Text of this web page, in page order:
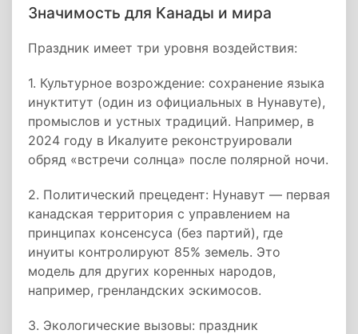
Значимость для Канады и мира
Праздник имеет три уровня воздействия:
1. Культурное возрождение: сохранение языка
инуктитут (один из официальных в Нунавуте),
промыслов и устных традиций. Например, в
2024 году в Икалуите реконструировали
обряд «встречи солнца» после полярной ночи.
2. Политический прецедент: Нунавут — первая
канадская территория с управлением на
принципах консенсуса (без партий), где
инуиты контролируют 85% земель. Это
модель для других коренных народов,
например, гренландских эскимосов.
3. Экологические вызовы: праздник